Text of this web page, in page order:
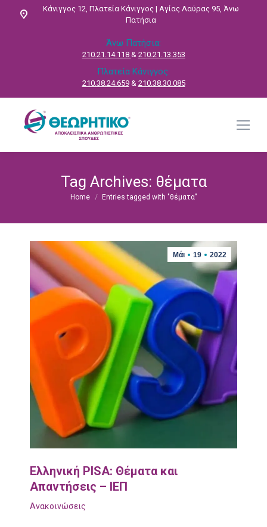
Κάνιγγος 12, Πλατεία Κάνιγγος | Αγίας Λαύρας 95, Άνω
Πατήσια
Άνω Πατήσια:
210.21.14.118 & 210.21.13.353
Πλατεία Κάνιγγος:
210.38.24.659& 210.38.30.085
Tag Archives: θέματα
You are here:
Home Entries tagged with "θέματα"
Μάι 19 2022
Ελληνική PISA: Θέματα και
Απαντήσεις – ΙΕΠ
Ανακοινώσεις